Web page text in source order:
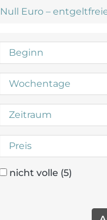
Null Euro –
Beginn
Wochentage
Zeitraum
Preis
nicht volle (5)